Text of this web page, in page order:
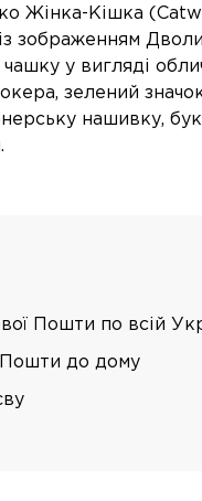
Жінка-Кішка
зображенням
чашку у вигляді
зелений
нашивку,
Пошти по всій
до дому